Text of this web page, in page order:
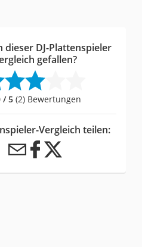
dieser DJ-Plattenspieler
gefallen?
/ 5 (2) Bewertungen
Vergleich teilen: